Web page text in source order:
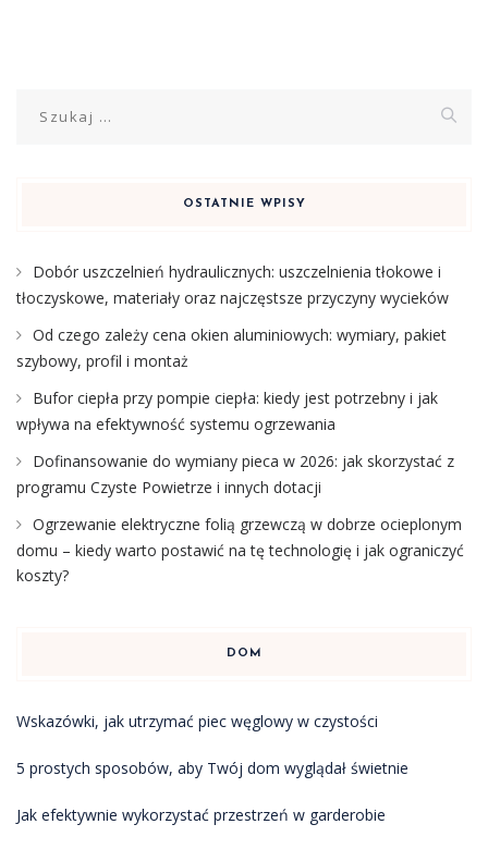
OSTATNIE WPISY
Dobór uszczelnień hydraulicznych: uszczelnienia tłokowe i
tłoczyskowe, materiały oraz najczęstsze przyczyny wycieków
Od czego zależy cena okien aluminiowych: wymiary, pakiet
szybowy, profil i montaż
Bufor ciepła przy pompie ciepła: kiedy jest potrzebny i jak
wpływa na efektywność systemu ogrzewania
Dofinansowanie do wymiany pieca w 2026: jak skorzystać z
programu Czyste Powietrze i innych dotacji
Ogrzewanie elektryczne folią grzewczą w dobrze ocieplonym
domu – kiedy warto postawić na tę technologię i jak ograniczyć
koszty?
DOM
Wskazówki, jak utrzymać piec węglowy w czystości
5 prostych sposobów, aby Twój dom wyglądał świetnie
Jak efektywnie wykorzystać przestrzeń w garderobie